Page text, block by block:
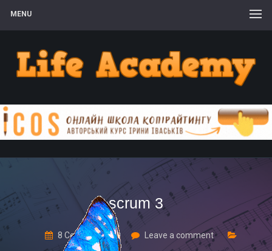
MENU
scrum 3
8 Серпня, 2017 Leave a comment